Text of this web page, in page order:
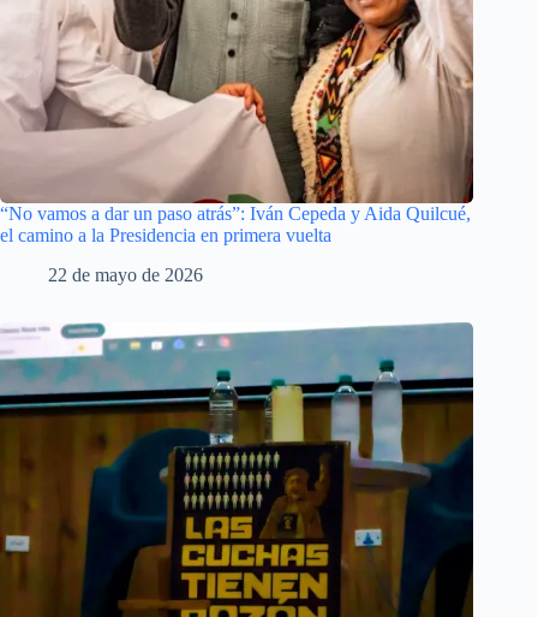
“No vamos a dar un paso atrás”: Iván Cepeda y Aida Quilcué,
el camino a la Presidencia en primera vuelta
22 de mayo de 2026